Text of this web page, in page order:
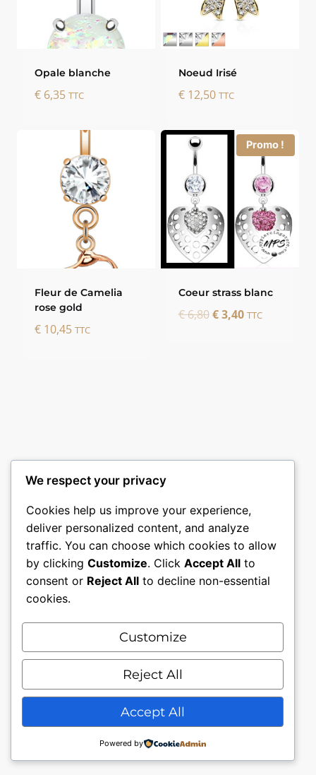
Opale blanche
€6,35 TTC
Noeud Irisé
€12,50 TTC
Fleur de Camelia
rose gold
€10,45 TTC
Promo !
Coeur strass blanc
€6,80 Le
€3,40Le
TTC
Mon compte
Nous contacter.
Conditions générales.
Politique de confidentialité
We respect your privacy
Cookies help us improve your experience,
deliver personalized content, and analyze
traffic. You can choose which cookies to allow
by clicking Customize. Click Accept All to
consent or Reject All to decline non-essential
cookies.
Customize
Reject All
Accept All
Powered by